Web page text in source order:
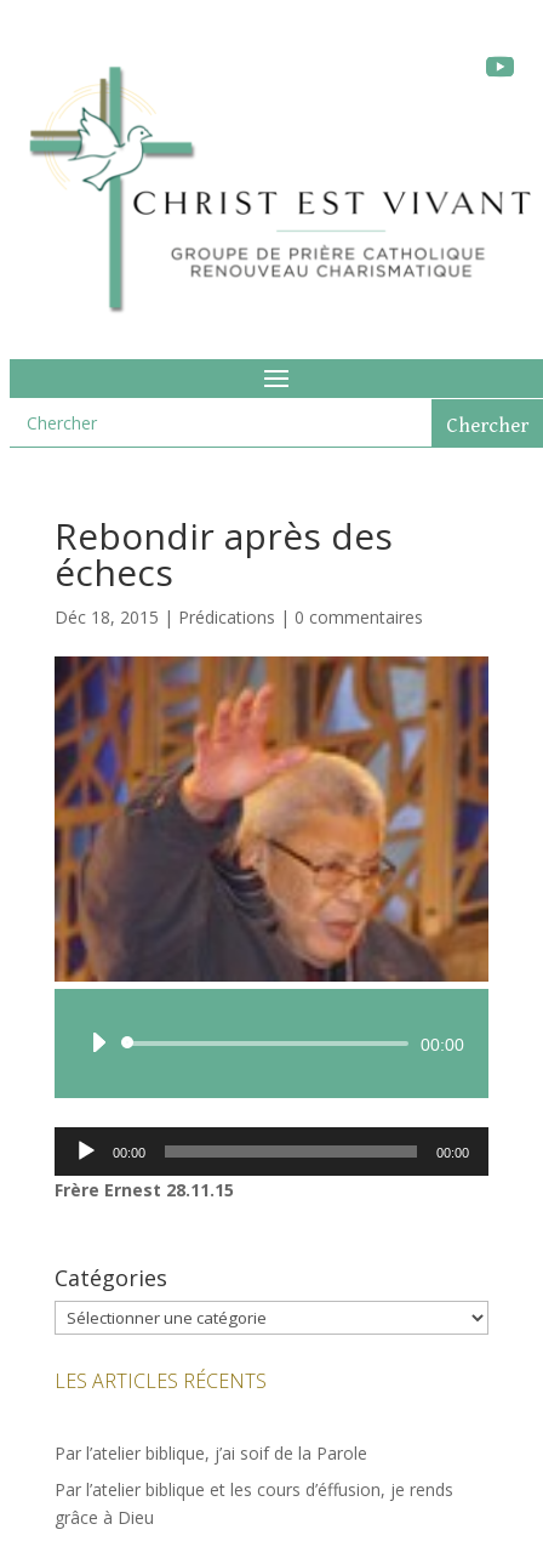
Rebondir après des
échecs
Déc 18, 2015 | Prédications | 0 commentaires
Lecteur
00:00
Lecteur
00:00 00:00
Frère Ernest 28.11.15
Catégories
Catégories
LES ARTICLES RÉCENTS
Par l’atelier biblique, j’ai soif de la Parole
Par l’atelier biblique et les cours d’éffusion, je rends
grâce à Dieu